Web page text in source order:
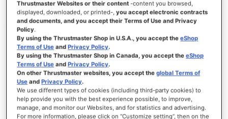
SE CONNECTER
Mot de passe oublié ?
NOUVEAUX CLIENTS
Thrustmaster Websites or their content -content you browsed,
displayed, downloaded, or printed-,you accept electronic contracts
and documents, and you accept their Terms of Use and Privacy
Policy.
By using the Thrustmaster Shop in U.S.A., you accept theeShop
Terms of Use andPrivacy Policy.
By using the Thrustmaster Shop in Canada, you accept theeShop
Terms of Use andPrivacy Policy.
On other Thrustmaster websites, you accept theglobal Terms of
Use andPrivacy Policy.
We use different types of cookies (including third-party cookies) to
help provide you with the best experience possible, to improve,
manage, and monitor our Websites, and for statistics and advertising.
For more information, please click on “Customize setting”, then on the